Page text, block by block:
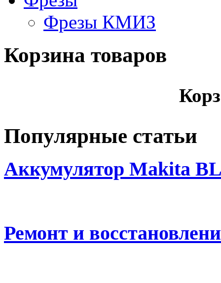
Фрезы КМИЗ
Корзина товаров
Популярные статьи
Аккумулятор Makita
Ремонт и